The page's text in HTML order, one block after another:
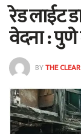
रेड लाईट
वेदना :
BYTHE